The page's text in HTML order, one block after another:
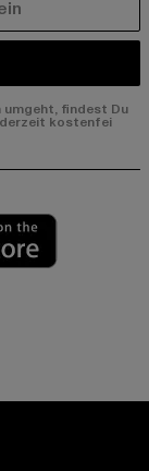
umgeht, findest Du
kostenfei